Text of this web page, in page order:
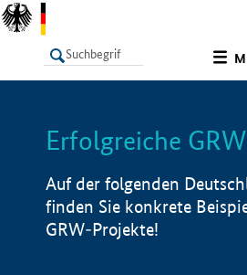
LISTE
Erfolgreiche
Auf der folgenden
finden Sie konkrete
GRW-Projekte!